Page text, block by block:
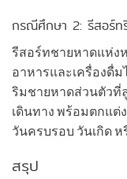
กรณีศึกษา 2: รีสอร์ท
รีสอร์ทชายหาดแห่ง
อาหารและเครื่องดื่ม
ริมชายหาดส่วนตัวที่
เดินทาง พร้อมตกแต่
วันครบรอบ วันเกิด
สรุป